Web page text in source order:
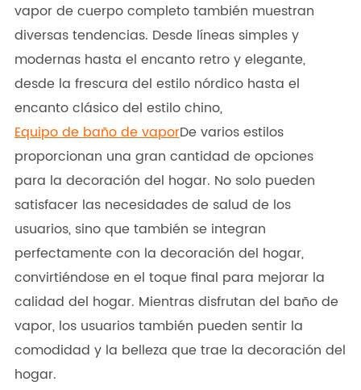
vapor de cuerpo completo también muestran
diversas tendencias. Desde líneas simples y
modernas hasta el encanto retro y elegante,
desde la frescura del estilo nórdico hasta el
encanto clásico del estilo chino,
Equipo de baño de vaporDe varios estilos
proporcionan una gran cantidad de opciones
para la decoración del hogar. No solo pueden
satisfacer las necesidades de salud de los
usuarios, sino que también se integran
perfectamente con la decoración del hogar,
convirtiéndose en el toque final para mejorar la
calidad del hogar. Mientras disfrutan del baño de
vapor, los usuarios también pueden sentir la
comodidad y la belleza que trae la decoración del
hogar.